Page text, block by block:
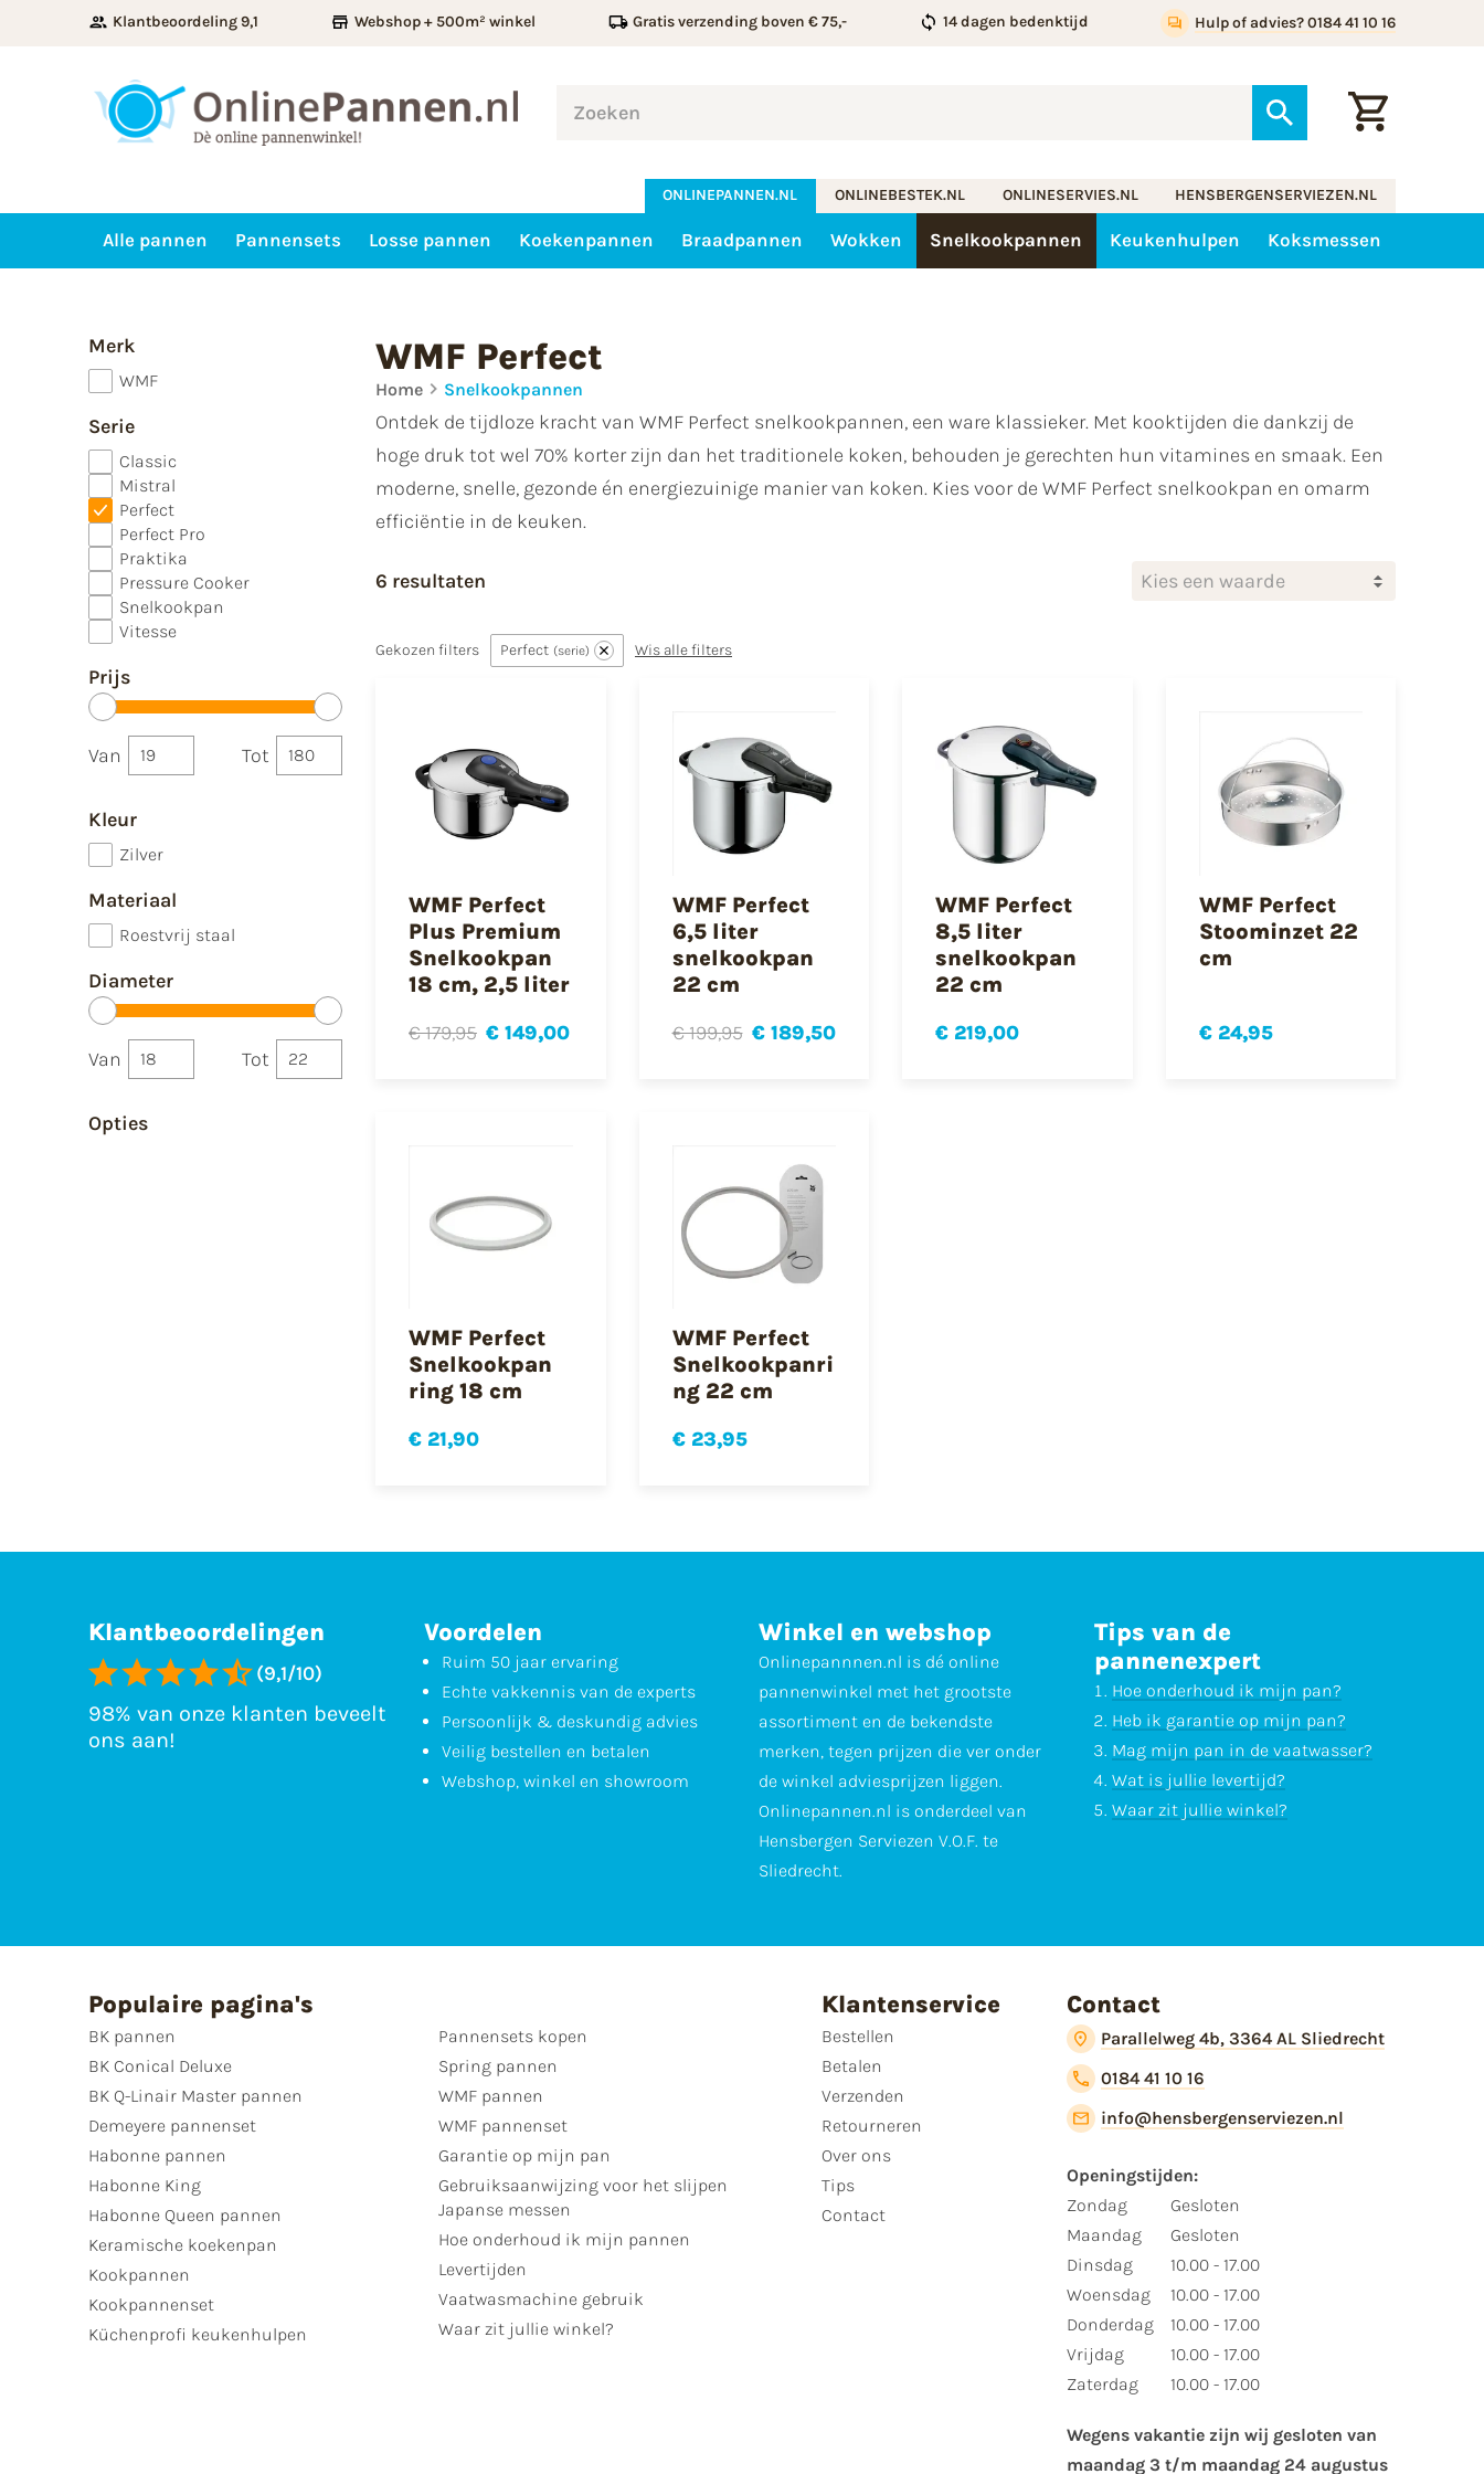
Klantbeoordeling 9,1 Webshop + 500m² winkel Gratis verzending boven € 75,- 14 dagen bedenktijd Hulp of advies? 0184 41 10 16
ONLINEPANNEN.NL ONLINEBESTEK.NL ONLINESERVIES.NL HENSBERGENSERVIEZEN.NL
Alle pannen Pannensets Losse pannen Koekenpannen Braadpannen Wokken Snelkookpannen Keukenhulpen Koksmessen
Merk
WMF
Serie
Classic
Mistral
Perfect
Perfect Pro
Praktika
Pressure Cooker
Snelkookpan
Vitesse
Prijs
Van Tot
Kleur
Zilver
Materiaal
Roestvrij staal
Diameter
Van Tot
Opties
WMF Perfect
Home Snelkookpannen
Ontdek de tijdloze kracht van WMF Perfect snelkookpannen, een ware klassieker. Met kooktijden die dankzij de
hoge druk tot wel 70% korter zijn dan het traditionele koken, behouden je gerechten hun vitamines en smaak. Een
moderne, snelle, gezonde én energiezuinige manier van koken. Kies voor de WMF Perfect snelkookpan en omarm
efficiëntie in de keuken.
6 resultaten Kies een waarde
Gekozen filters Perfect serie Wis alle filters
WMF Perfect
Plus Premium
Snelkookpan
18 cm, 2,5 liter
€ 179,95 € 149,00
WMF Perfect
6,5 liter
snelkookpan
22 cm
€ 199,95 € 189,50
WMF Perfect
8,5 liter
snelkookpan
22 cm
€ 219,00
WMF Perfect
Stoominzet 22
cm
€ 24,95
WMF Perfect
Snelkookpan
ring 18 cm
€ 21,90
WMF Perfect
Snelkookpanri
ng 22 cm
€ 23,95
Klantbeoordelingen
(9,1/10)
98% van onze klanten beveelt
ons aan!
Voordelen
Ruim 50 jaar ervaring
Echte vakkennis van de experts
Persoonlijk & deskundig advies
Veilig bestellen en betalen
Webshop, winkel en showroom
Winkel en webshop
Onlinepannnen.nl is dé online
pannenwinkel met het grootste
assortiment en de bekendste
merken, tegen prijzen die ver onder
de winkel adviesprijzen liggen.
Onlinepannen.nl is onderdeel van
Hensbergen Serviezen V.O.F. te
Sliedrecht.
Tips van de
pannenexpert
Hoe onderhoud ik mijn pan?
Heb ik garantie op mijn pan?
Mag mijn pan in de vaatwasser?
Wat is jullie levertijd?
Waar zit jullie winkel?
Populaire pagina's
BK pannen
BK Conical Deluxe
BK Q-Linair Master pannen
Demeyere pannenset
Habonne pannen
Habonne King
Habonne Queen pannen
Keramische koekenpan
Kookpannen
Kookpannenset
Küchenprofi keukenhulpen
Pannensets kopen
Spring pannen
WMF pannen
WMF pannenset
Garantie op mijn pan
Gebruiksaanwijzing voor het slijpen
Japanse messen
Hoe onderhoud ik mijn pannen
Levertijden
Vaatwasmachine gebruik
Waar zit jullie winkel?
Klantenservice
Bestellen
Betalen
Verzenden
Retourneren
Over ons
Tips
Contact
Contact
Parallelweg 4b, 3364 AL Sliedrecht
0184 41 10 16
info@hensbergenserviezen.nl
Openingstijden:​
​Zondag
Maandag
Dinsdag
Woensdag
Donderdag
Vrijdag
Zaterdag
Gesloten
Gesloten
10.00 - 17.00
10.00 - 17.00
10.00 - 17.00
10.00 - 17.00
10.00 - 17.00
Wegens vakantie zijn wij gesloten van ​
maandag 3 t/m maandag 24 augustus